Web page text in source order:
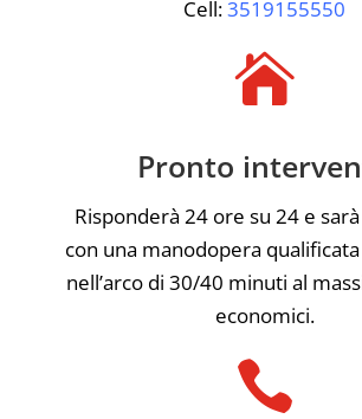
Cell:3519155550

Pronto
Risponderà 24 ore su 24 e
con una manodopera
nell’arco di 30/40 minuti al
economici.
